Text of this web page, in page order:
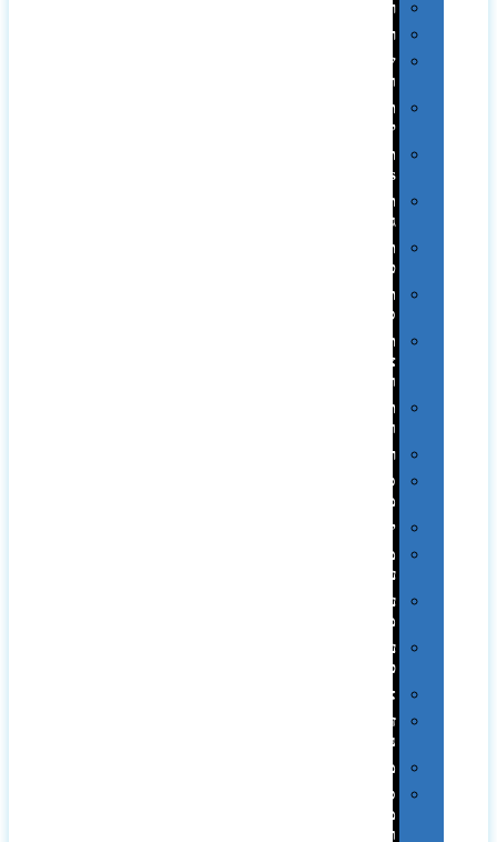
רטרו
רכב
שעונים
ומסגרות
תיקים
לכנסים
תיקי
Swiss
תיקי
תיקי
טיולים
תיקי
ספורט
תיקי
ומכתביות
תערוכות
וכנסים
רמקולים
סוכריות
ממותגות
יודאיקה
מארזי
עטים
עטי
מתכת
עטי
פלסטיק
אוזניות
זכרונות
ניידים
מפצלים
סביבת
מחשב
וציוד